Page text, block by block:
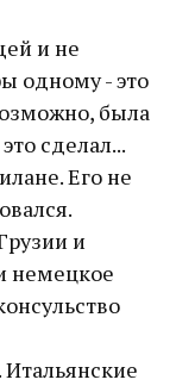
и не
одному - это
была
сделал...
Его не
и
немецкое